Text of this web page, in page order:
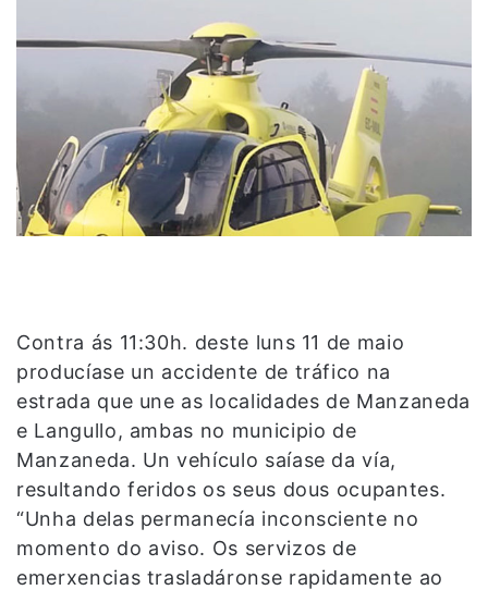
Contra ás 11:30h. deste luns 11 de maio
producíase un accidente de tráfico na
estrada que une as localidades de Manzaneda
e Langullo, ambas no municipio de
Manzaneda. Un vehículo saíase da vía,
resultando feridos os seus dous ocupantes.
“Unha delas permanecía inconsciente no
momento do aviso. Os servizos de
emerxencias trasladáronse rapidamente ao